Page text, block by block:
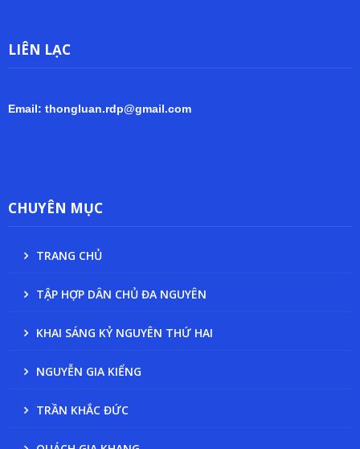
LIÊN LẠC
Email: thongluan.rdp@gmail.com
CHUYÊN MỤC
TRANG CHỦ
TẬP HỢP DÂN CHỦ ĐA NGUYÊN
KHAI SÁNG KỶ NGUYÊN THỨ HAI
NGUYỄN GIA KIỂNG
TRẦN KHẮC ĐỨC